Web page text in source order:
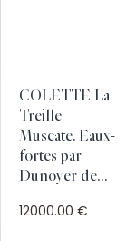
COLETTE La
Treille
Muscate. Eaux-
fortes par
Dunoyer de...
12000.00 €